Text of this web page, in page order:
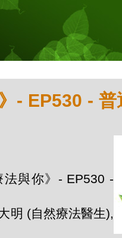
- EP530 -
與你》- EP530 -
明 (自然療法醫生),